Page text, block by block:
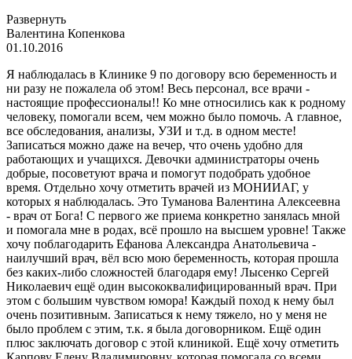
Развернуть
Валентина Копенкова
01.10.2016
Я наблюдалась в Клинике 9 по договору всю беременность и
ни разу не пожалела об этом! Весь персонал, все врачи -
настоящие профессионалы!! Ко мне относились как к родному
человеку, помогали всем, чем можно было помочь. А главное,
все обследования, анализы, УЗИ и т.д. в одном месте!
Записаться можно даже на вечер, что очень удобно для
работающих и учащихся. Девочки администраторы очень
добрые, посоветуют врача и помогут подобрать удобное
время. Отдельно хочу отметить врачей из МОНИИАГ, у
которых я наблюдалась. Это Туманова Валентина Алексеевна
- врач от Бога! С первого же приема конкретно занялась мной
и помогала мне в родах, всё прошло на высшем уровне! Также
хочу поблагодарить Ефанова Александра Анатольевича -
наилучший врач, вёл всю мою беременность, которая прошла
без каких-либо сложностей благодаря ему! Лысенко Сергей
Николаевич ещё один высококвалифицированный врач. При
этом с большим чувством юмора! Каждый поход к нему был
очень позитивным. Записаться к нему тяжело, но у меня не
было проблем с этим, т.к. я была договорником. Ещё один
плюс заключать договор с этой клиникой. Ещё хочу отметить